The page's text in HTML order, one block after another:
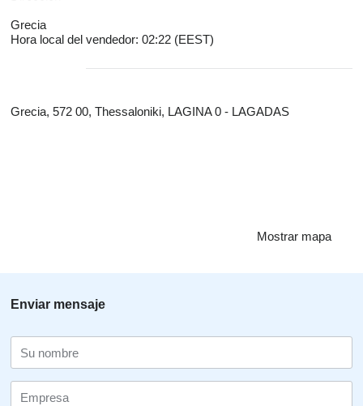
Grecia
Hora local del vendedor: 02:22 (EEST)
Grecia, 572 00, Thessaloniki, LAGINA 0 - LAGADAS
Mostrar mapa
Enviar mensaje